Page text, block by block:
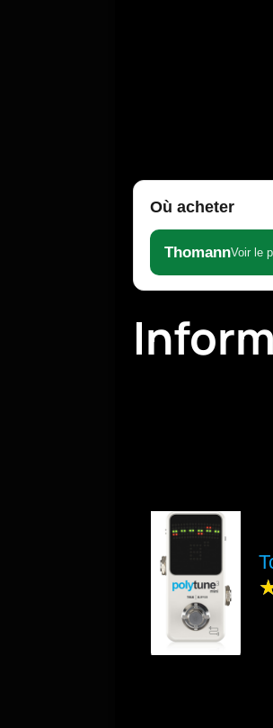
Où acheter
ThomannVoir le